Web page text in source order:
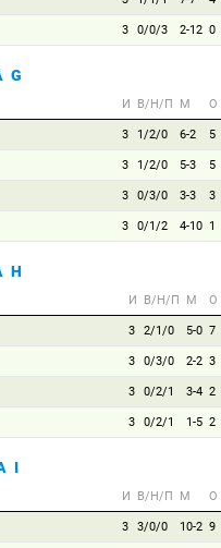
3 0/0/3 2-12 0
G
И В/Н/П М О
3 1/2/0 6-2 5
3 1/2/0 5-3 5
3 0/3/0 3-3 3
3 0/1/2 4-10 1
H
И В/Н/П М О
3 2/1/0 5-0 7
3 0/3/0 2-2 3
3 0/2/1 3-4 2
3 0/2/1 1-5 2
I
И В/Н/П М О
3 3/0/0 10-2 9